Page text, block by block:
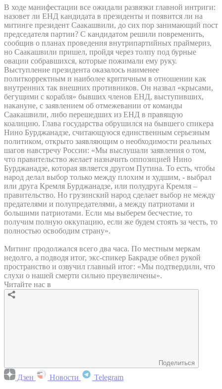
В ходе манифестации все ожидали развязки главной интриги:
назовет ли ЕНД кандидата в президенты и появится ли на
митинге президент Саакашвили, до сих пор занимающий пост
председателя партии? С кандидатом решили повременить,
сообщив о планах проведения внутрипартийных праймериз,
но Саакашвили пришел, пройдя через толпу под бурные
овации собравшихся, которые пожимали ему руку.
Выступление президента оказалось наименее
политкорректным и наиболее критичным в отношении как
внутренних так внешних противников. Он назвал «крысами,
бегущими с корабля» бывших членов ЕНД, выступивших,
накануне, с заявлением об отмежевании от команды
Саакашвили, либо перешедших из ЕНД в правящую
коалицию. Глава государства обрушился на бывшего спикера
Нино Бурджанадзе, считающуюся единственным серьезным
политиком, открыто заявляющим о необходимости реальных
шагов навстречу России: «Мы выслушали заявления о том,
что правительство желает назначить оппозицией Нино
Бурджанадзе, которая является другом Путина. То есть, чтобы
народ делал выбор только между плохим и худшим, - выбрал
или друга Кремля Бурджанадзе, или полудруга Кремля –
правительство. Но грузинский народ сделает выбор не между
предателями и полупредателями, а между патриотами и
большими патриотами. Если мы выберем бесчестие, то
получим полную оккупацию, если же будем стоять за честь, то
полностью освободим страну».
Митинг продолжался всего два часа. По местным меркам
недолго, а подводя итог, экс-спикер Бакрадзе обвел рукой
пространство и озвучил главный итог: «Мы подтвердили, что
слухи о нашей смерти сильно преувеличены».
Читайте нас в
Поделиться
Дзен Новости Telegram